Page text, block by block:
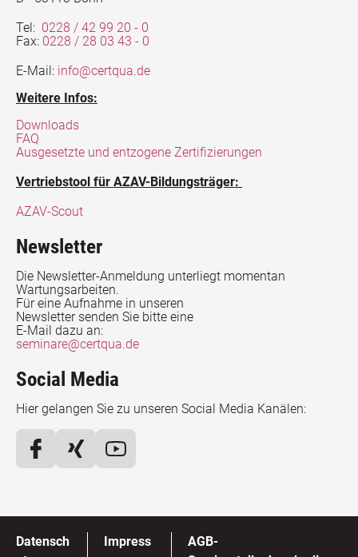
Tel: 0228 / 42 99 20 - 0
Fax: 0228 / 28 03 43 - 0
E-Mail: info@certqua.de
Weitere Infos:
Downloads
FAQ
Ausgesetzte und entzogene Zertifizierungen
Vertriebstool für AZAV-Bildungsträger:
AZAV-Scout
Newsletter
Die Newsletter-Anmeldung unterliegt momentan
Wartungsarbeiten.
Für eine Aufnahme in unseren
Newsletter senden Sie bitte eine
E-Mail dazu an:
seminare@certqua.de
Social Media
Hier gelangen Sie zu unseren Social Media Kanälen:
Datensch
Impress
AGB-